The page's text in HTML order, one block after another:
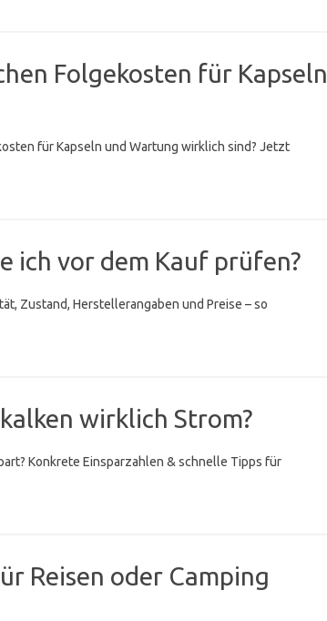
Folgekosten für Kapseln
für Kapseln und Wartung wirklich sind? Jetzt
ich vor dem Kauf prüfen?
Zustand, Herstellerangaben und Preise – so
wirklich Strom?
Konkrete Einsparzahlen & schnelle Tipps für
Reisen oder Camping